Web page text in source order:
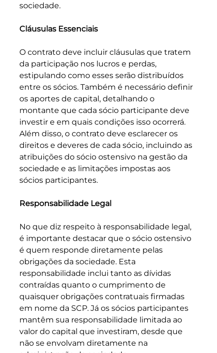
sociedade.
Cláusulas Essenciais
O contrato deve incluir cláusulas que tratem
da participação nos lucros e perdas,
estipulando como esses serão distribuídos
entre os sócios. Também é necessário definir
os aportes de capital, detalhando o
montante que cada sócio participante deve
investir e em quais condições isso ocorrerá.
Além disso, o contrato deve esclarecer os
direitos e deveres de cada sócio, incluindo as
atribuições do sócio ostensivo na gestão da
sociedade e as limitações impostas aos
sócios participantes.
Responsabilidade Legal
No que diz respeito à responsabilidade legal,
é importante destacar que o sócio ostensivo
é quem responde diretamente pelas
obrigações da sociedade. Esta
responsabilidade inclui tanto as dívidas
contraídas quanto o cumprimento de
quaisquer obrigações contratuais firmadas
em nome da SCP. Já os sócios participantes
mantêm sua responsabilidade limitada ao
valor do capital que investiram, desde que
não se envolvam diretamente na